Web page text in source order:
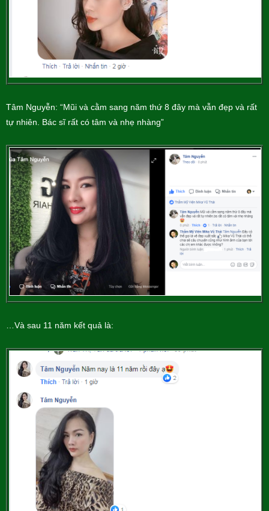
Tâm Nguyễn: “Mũi và cằm sang năm thứ 8 đây mà vẫn đẹp và rất
tự nhiên. Bác sĩ rất có tâm và nhẹ nhàng”
…Và sau 11 năm kết quả là: